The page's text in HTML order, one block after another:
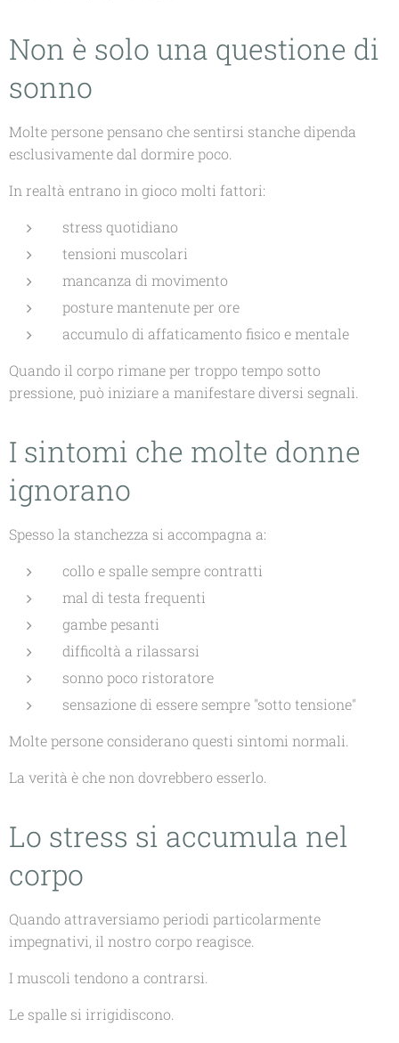
Non è solo una questione di
sonno
Molte persone pensano che sentirsi stanche dipenda
esclusivamente dal dormire poco.
In realtà entrano in gioco molti fattori:
stress quotidiano
tensioni muscolari
mancanza di movimento
posture mantenute per ore
accumulo di affaticamento fisico e mentale
Quando il corpo rimane per troppo tempo sotto
pressione, può iniziare a manifestare diversi segnali.
I sintomi che molte donne
ignorano
Spesso la stanchezza si accompagna a:
collo e spalle sempre contratti
mal di testa frequenti
gambe pesanti
difficoltà a rilassarsi
sonno poco ristoratore
sensazione di essere sempre "sotto tensione"
Molte persone considerano questi sintomi normali.
La verità è che non dovrebbero esserlo.
Lo stress si accumula nel
corpo
Quando attraversiamo periodi particolarmente
impegnativi, il nostro corpo reagisce.
I muscoli tendono a contrarsi.
Le spalle si irrigidiscono.